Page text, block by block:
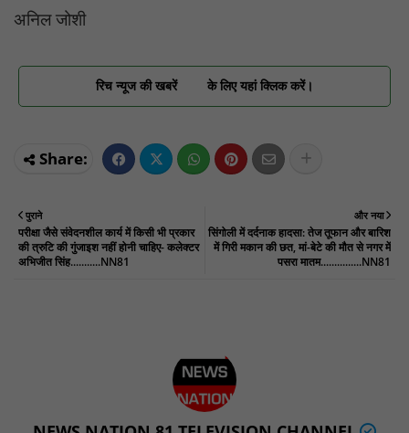
अनिल जोशी
रिच न्यूज की खबरें के लिए यहां क्लिक करें।
और नया
सिंगोली में दर्दनाक हादसा: तेज तूफान और बारिश
में गिरी मकान की छत, मां-बेटे की मौत से नगर में
पसरा मातम...............NN81
पुराने
परीक्षा जैसे संवेदनशील कार्य में किसी भी प्रकार
की त्रुटि की गुंजाइश नहीं होनी चाहिए- कलेक्टर
अभिजीत सिंह...........NN81